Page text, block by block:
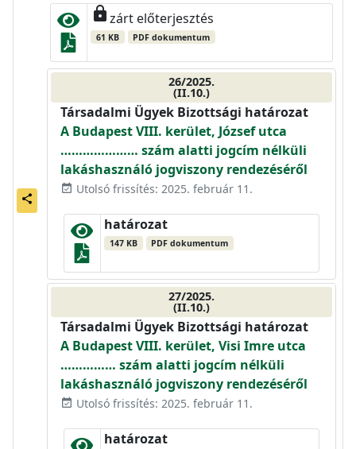
share
lockzárt előterjesztés
61 KB PDF dokumentum
26/2025.
(II.10.)
Társadalmi Ügyek Bizottsági határozat
A Budapest VIII. kerület, József utca
………………… szám alatti jogcím nélküli
lakáshasználó jogviszony rendezéséről
event_available Utolsó frissítés: 2025. február 11.
határozat
147 KB PDF dokumentum
27/2025.
(II.10.)
Társadalmi Ügyek Bizottsági határozat
A Budapest VIII. kerület, Visi Imre utca
…………… szám alatti jogcím nélküli
lakáshasználó jogviszony rendezéséről
event_available Utolsó frissítés: 2025. február 11.
határozat